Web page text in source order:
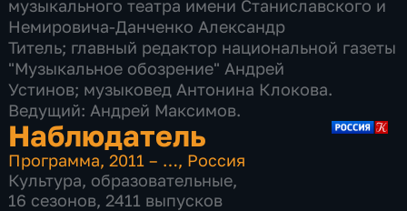
музыкального театра имени Станиславского и
Немировича-Данченко Александр
Титель; главный редактор национальной газеты
"Музыкальное обозрение" Андрей
Устинов; музыковед Антонина Клокова.
Ведущий: Андрей Максимов.
Наблюдатель
Программа,2011 – …, Россия
Культура, образовательные,
16 сезонов, 2411 выпусков